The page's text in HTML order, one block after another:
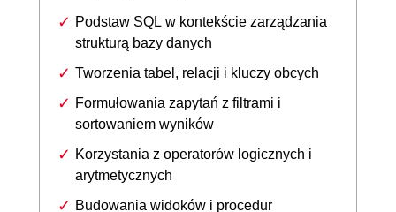
Podstaw SQL w kontekście zarządzania
strukturą bazy danych
Tworzenia tabel, relacji i kluczy obcych
Formułowania zapytań z filtrami i
sortowaniem wyników
Korzystania z operatorów logicznych i
arytmetycznych
Budowania widoków i procedur